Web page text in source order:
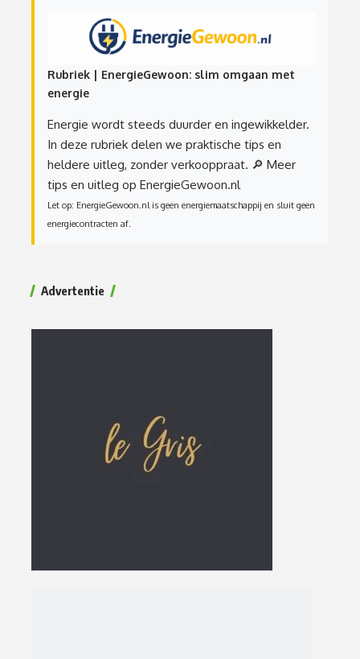
Rubriek | EnergieGewoon: slim omgaan met
energie
Energie wordt steeds duurder en ingewikkelder.
In deze rubriek delen we praktische tips en
heldere uitleg, zonder verkooppraat. 🔎 Meer
tips en uitleg op EnergieGewoon.nl
Let op: EnergieGewoon.nl is geen energiemaatschappij en sluit geen
energiecontracten af.
Advertentie